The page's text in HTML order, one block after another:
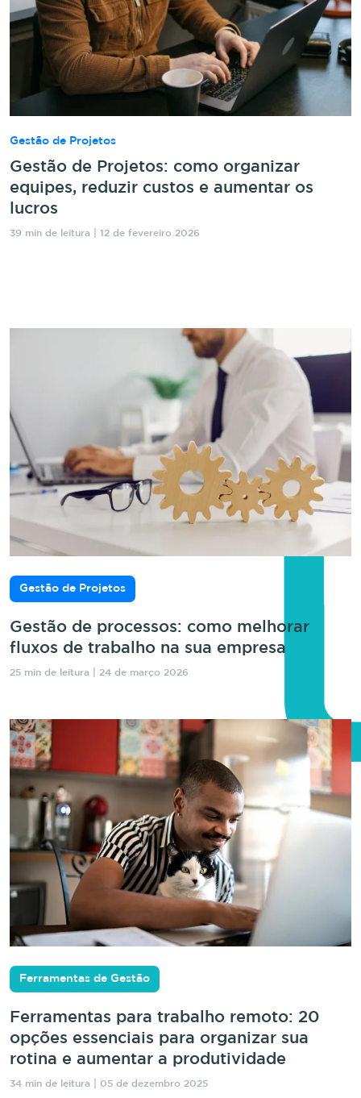
Gestão de Projetos
Gestão de Projetos: como organizar
equipes, reduzir custos e aumentar os
lucros
39 min de leitura | 12 de fevereiro 2026
Gestão de Projetos
Gestão de processos: como melhorar
fluxos de trabalho na sua empresa
25 min de leitura | 24 de março 2026
Ferramentas de Gestão
Ferramentas para trabalho remoto: 20
opções essenciais para organizar sua
rotina e aumentar a produtividade
34 min de leitura | 05 de dezembro 2025